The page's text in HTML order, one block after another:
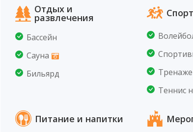
Отдых и
развлечения
Бассейн
Сауна
Бильярд
Спорт
Теннис
Питание и напитки